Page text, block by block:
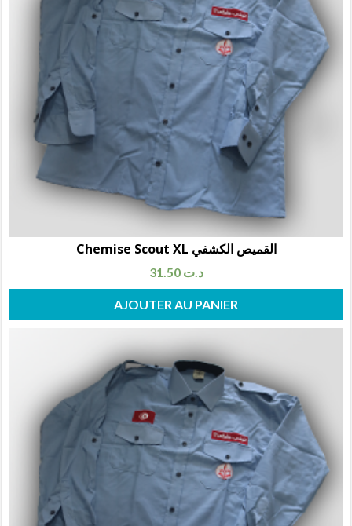
Chemise Scout XL القميص الكشفي
31.50 د.ت
AJOUTER AU PANIER